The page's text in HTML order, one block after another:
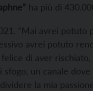
ha più di
“Mai avrei potuto
avrei potuto
di aver
sfogo, un canale
la mia